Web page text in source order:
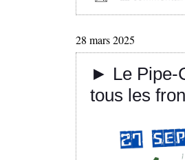
28 mars 2025
► Le Pipe-
tous les